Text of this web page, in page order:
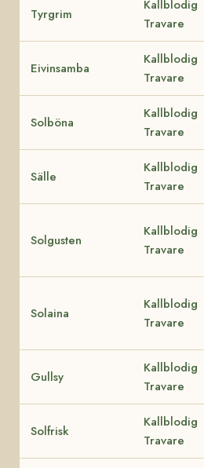
Tyrgrim
Kallblodig
Travare
Eivinsamba
Kallblodig
Travare
Solböna
Kallblodig
Travare
Sälle
Kallblodig
Travare
Solgusten
Kallblodig
Travare
Solaina
Kallblodig
Travare
Gullsy
Kallblodig
Travare
Solfrisk
Kallblodig
Travare